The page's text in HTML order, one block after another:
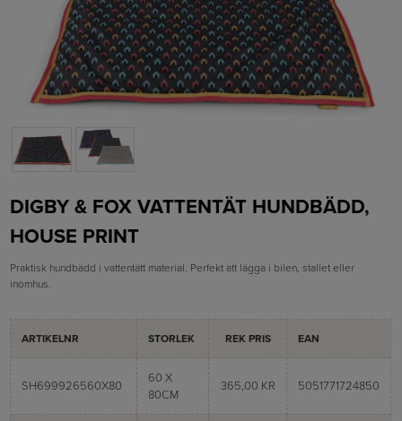
DIGBY & FOX VATTENTÄT HUNDBÄDD,
HOUSE PRINT
Praktisk hundbädd i vattentätt material. Perfekt att lägga i bilen, stallet eller
inomhus.
ARTIKELNR STORLEK REK PRIS EAN
SH699926560X80
60 X
80CM
365,00 KR 5051771724850